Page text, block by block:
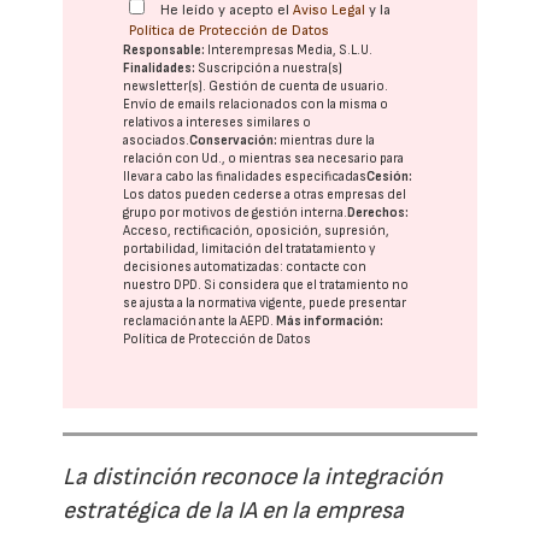
He leído y acepto elAviso Legal y la
Política de Protección de Datos
Responsable: Interempresas Media, S.L.U.
Finalidades: Suscripción a nuestra(s)
newsletter(s). Gestión de cuenta de usuario.
Envío de emails relacionados con la misma o
relativos a intereses similares o
asociados.Conservación: mientras dure la
relación con Ud., o mientras sea necesario para
llevar a cabo las finalidades especificadasCesión:
Los datos pueden cederse a otras empresas del
grupo por motivos de gestión interna. Derechos:
Acceso, rectificación, oposición, supresión,
portabilidad, limitación del tratatamiento y
decisiones automatizadas: contacte con
nuestro DPD. Si considera que el tratamiento no
se ajusta a la normativa vigente, puede presentar
reclamación ante laAEPD. Más información:
Política de Protección de Datos
La distinción reconoce la integración
estratégica de la IA en la empresa